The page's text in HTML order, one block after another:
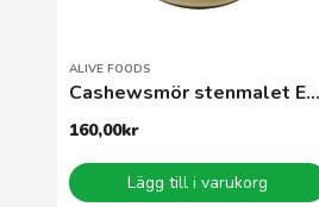
ALIVE FOODS
Cashewsmör stenmalet EKO 260 g
160,00kr
Lägg till i varukorg